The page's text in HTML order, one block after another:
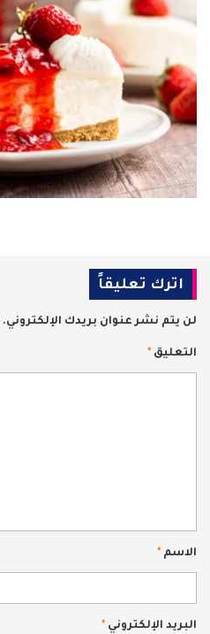
اترك تعليقاً
لن يتم نشر عنوان بريدك الإلكتروني.
التعليق *
الاسم *
البريد الإلكتروني *